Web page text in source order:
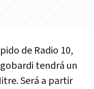
de Radio 10,
tendrá un
Será a partir